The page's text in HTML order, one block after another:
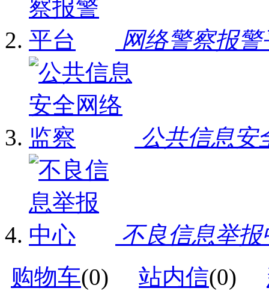
网络警察报警
公共信息安
不良信息举报
购物车(0) 站内信(0)